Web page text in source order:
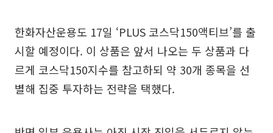
한화자산운용도 17일 ‘PLUS 코스닥150액티브’를 출
시할 예정이다. 이 상품은 앞서 나오는 두 상품과 다
르게 코스닥150지수를 참고하되 약 30개 종목을 선
별해 집중 투자하는 전략을 택했다.